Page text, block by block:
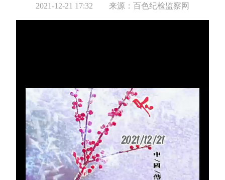
2021-12-21 17:32 来源：百色纪检监察网